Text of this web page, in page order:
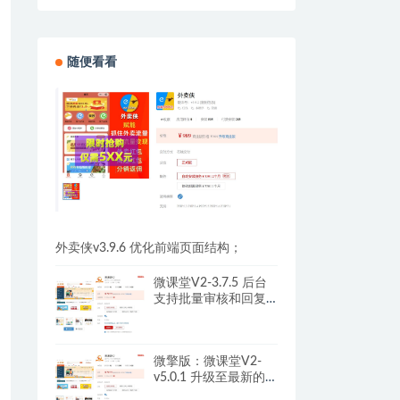
随便看看
外卖侠v3.9.6 优化前端页面结构；
微课堂V2-3.7.5 后台
支持批量审核和回复
微擎版：微课堂V2-
v5.0.1 升级至最新的